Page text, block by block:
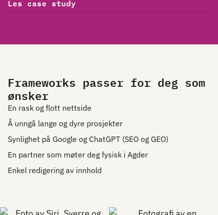
Les case study
Frameworks passer for deg som
ønsker
En rask og flott nettside
Å unngå lange og dyre prosjekter
Synlighet på Google og ChatGPT (SEO og GEO)
En partner som møter deg fysisk i Agder
Enkel redigering av innhold